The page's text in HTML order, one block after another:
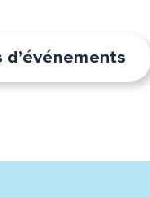
d’événements